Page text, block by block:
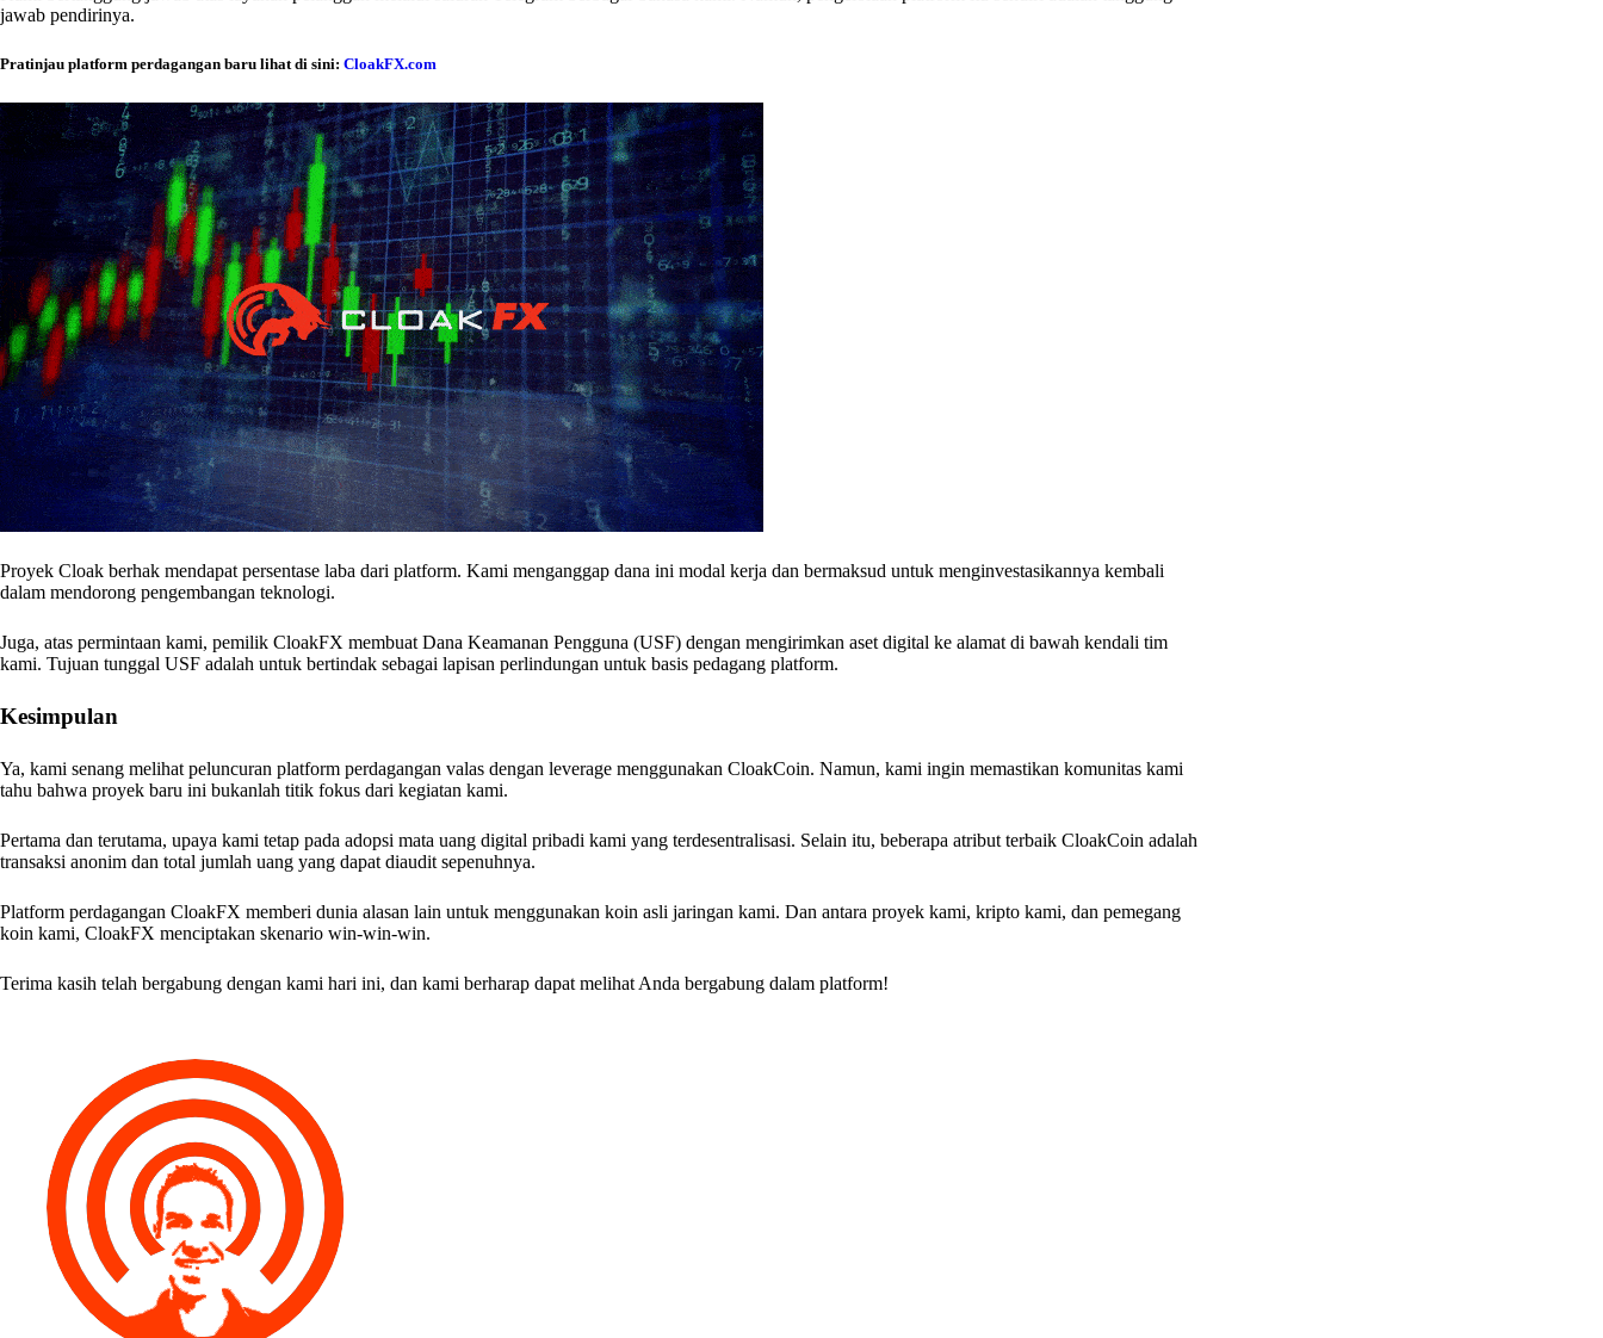
jawab pendirinya.
Pratinjau platform perdagangan baru lihat di sini: CloakFX.com
Proyek Cloak berhak mendapat persentase laba dari platform. Kami menganggap dana ini modal kerja dan bermaksud untuk menginvestasikannya kembali
dalam mendorong pengembangan teknologi.
Juga, atas permintaan kami, pemilik CloakFX membuat Dana Keamanan Pengguna (USF) dengan mengirimkan aset digital ke alamat di bawah kendali tim
kami. Tujuan tunggal USF adalah untuk bertindak sebagai lapisan perlindungan untuk basis pedagang platform.
Kesimpulan
Ya, kami senang melihat peluncuran platform perdagangan valas dengan leverage menggunakan CloakCoin. Namun, kami ingin memastikan komunitas kami
tahu bahwa proyek baru ini bukanlah titik fokus dari kegiatan kami.
Pertama dan terutama, upaya kami tetap pada adopsi mata uang digital pribadi kami yang terdesentralisasi. Selain itu, beberapa atribut terbaik CloakCoin adalah
transaksi anonim dan total jumlah uang yang dapat diaudit sepenuhnya.
Platform perdagangan CloakFX memberi dunia alasan lain untuk menggunakan koin asli jaringan kami. Dan antara proyek kami, kripto kami, dan pemegang
koin kami, CloakFX menciptakan skenario win-win-win.
Terima kasih telah bergabung dengan kami hari ini, dan kami berharap dapat melihat Anda bergabung dalam platform!